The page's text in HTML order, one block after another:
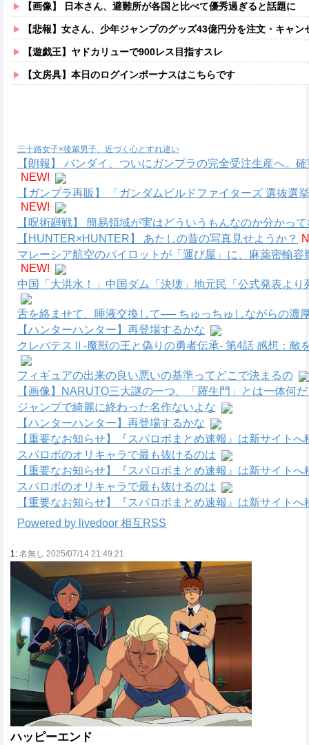
【画像】 日本さん、避難所が各国と比べて優秀過ぎると話題に
【悲報】女さん、少年ジャンプのグッズ43億円分を注文・キャ
【遊戯王】ヤドカリューで900レス目指すスレ
【文房具】本日のログインボーナスはこちらです
三十路女子×後輩男子、近づく心とすれ違い
【朗報】 バンダイ、ついにガンプラの完全受注生産へ。
NEW!
【ガンプラ再販】 「ガンダムビルドファイターズ 選抜選
NEW!
【呪術廻戦】 簡易領域が実はどういうもんなのか分かっ
【HUNTER×HUNTER】 あたしの昔の写真見せようか？
マレーシア航空のパイロットが「運び屋」に、麻薬密輸
NEW!
中国「大洪水！」中国ダム「決壊」地元民「公式発表よ
舌を絡ませて、唾液交換して── ちゅっちゅしながらの濃
【ハンターハンター】再登場するかな
クレバテスⅡ-魔獣の王と偽りの勇者伝承- 第4話 感想：敵
フィギュアの出来の良い悪いの基準ってどこで決まるの
【画像】NARUTO三大謎の一つ、「羅生門」とは一体何
ジャンプで綺麗に終わった名作ないよな
【ハンターハンター】再登場するかな
【重要なお知らせ】『スパロボまとめ速報』は新サイトへ
スパロボのオリキャラで最も抜けるのは
【重要なお知らせ】『スパロボまとめ速報』は新サイトへ
スパロボのオリキャラで最も抜けるのは
【重要なお知らせ】『スパロボまとめ速報』は新サイトへ
Powered by livedoor 相互RSS
1: 名無し 2025/07/14 21:49:21
ハッピーエンド